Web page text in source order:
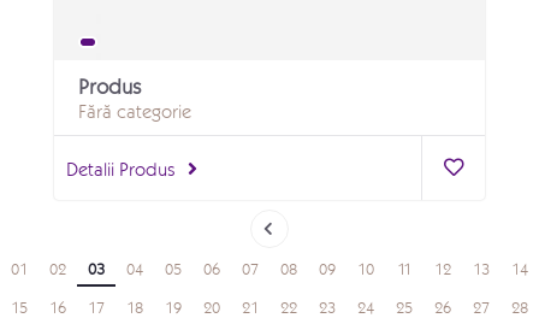
Produs
Fără categorie
Detalii Produs
01 02 03 04 05 06 07 08 09 10 11 12 13
14
15
16 17 18 19 20 21 22 23 24 25 26 27
28